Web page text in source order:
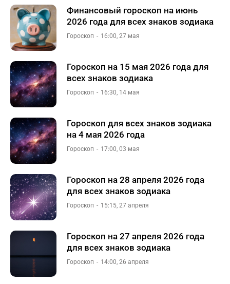
Финансовый гороскоп на июнь
2026 года для всех знаков зодиака
Гороскоп 16:00, 27 мая
Гороскоп на 15 мая 2026 года для
всех знаков зодиака
Гороскоп 16:30, 14 мая
Гороскоп для всех знаков зодиака
на 4 мая 2026 года
Гороскоп 17:00, 03 мая
Гороскоп на 28 апреля 2026 года
для всех знаков зодиака
Гороскоп 15:15, 27 апреля
Гороскоп на 27 апреля 2026 года
для всех знаков зодиака
Гороскоп 14:00, 26 апреля